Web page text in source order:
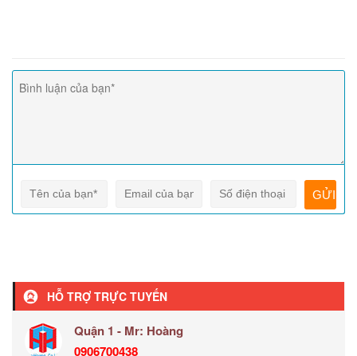
HỖ TRỢ TRỰC TUYẾN
Quận 1 - Mr: Hoàng
0906700438